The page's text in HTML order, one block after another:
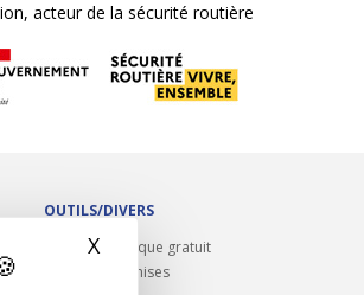
X Masquer le bandeau des
acteur de la sécurité routière
OUTILS/DIVERS
contrôle technique gratuit
Partenariats/Remises